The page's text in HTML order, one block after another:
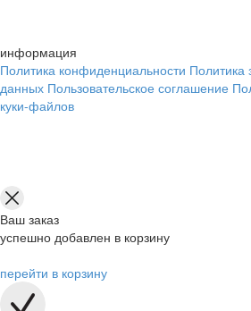
информация
Политика конфиденциальности Политика
данных Пользовательское соглашение
куки-файлов
Ваш заказ
успешно добавлен в корзину
перейти в корзину